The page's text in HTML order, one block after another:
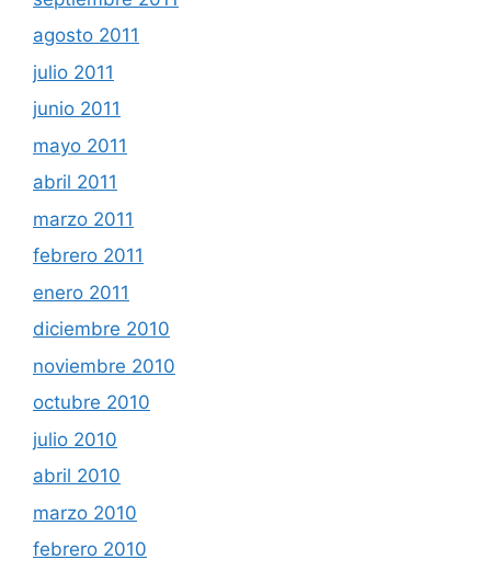
agosto 2011
julio 2011
junio 2011
mayo 2011
abril 2011
marzo 2011
febrero 2011
enero 2011
diciembre 2010
noviembre 2010
octubre 2010
julio 2010
abril 2010
marzo 2010
febrero 2010